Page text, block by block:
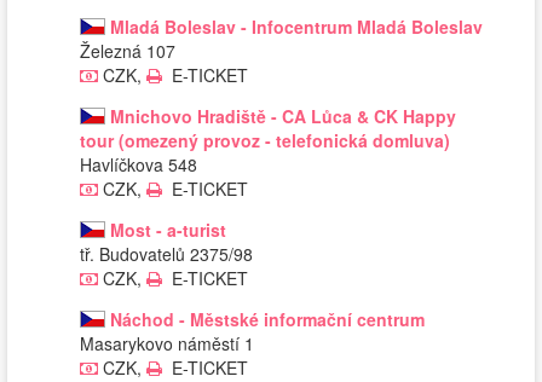
Mladá Boleslav - Infocentrum Mladá Boleslav
Železná 107
CZK,
E-TICKET
Mnichovo Hradiště - CA Lůca & CK Happy
tour (omezený provoz - telefonická domluva)
Havlíčkova 548
CZK,
E-TICKET
Most - a-turist
tř. Budovatelů 2375/98
CZK,
E-TICKET
Náchod - Městské informační centrum
Masarykovo náměstí 1
CZK,
E-TICKET